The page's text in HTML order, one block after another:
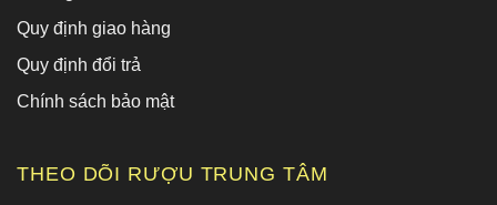
Quy định giao hàng
Quy định đổi trả
Chính sách bảo mật
THEO DÕI RƯỢU TRUNG TÂM